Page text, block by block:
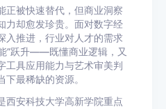
正被快速替代，但商业洞察
力却愈发珍贵。面对数字经
入推进，行业对人才的需求
”跃升——既懂商业逻辑，又
工具应用能力与艺术审美判
最稀缺的资源。
西安科技大学高新学院重点